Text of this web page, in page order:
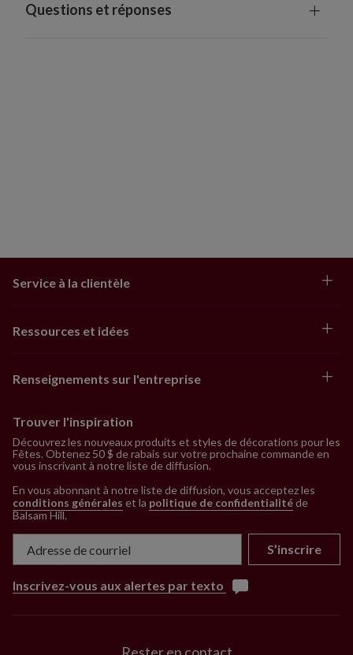
Questions et réponses
Service à la clientèle
Ressources et idées
Renseignements sur l'entreprise
Trouver l'inspiration
Découvrez les nouveaux produits et styles de décorations pour les
Fêtes. Obtenez 50 $ de rabais sur votre prochaine commande en
vous inscrivant à notre liste de diffusion.
En vous abonnant à notre liste de diffusion, vous acceptez les
conditions générales et la politique de confidentialitéde
Balsam Hill.
S’inscrire
Inscrivez-vous aux alertes par texto